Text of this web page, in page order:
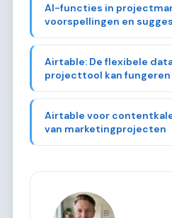
AI-functies in
voorspellingen en
Airtable: De flexibele
projecttool kan fungeren
Airtable voor
van marketingprojecten